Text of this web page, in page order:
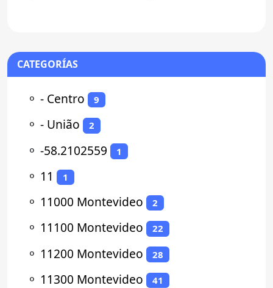
CATEGORÍAS
⚬ - Centro 9
⚬ - União 2
⚬ -58.2102559 1
⚬ 11 1
⚬ 11000 Montevideo 2
⚬ 11100 Montevideo 22
⚬ 11200 Montevideo 28
⚬ 11300 Montevideo 41